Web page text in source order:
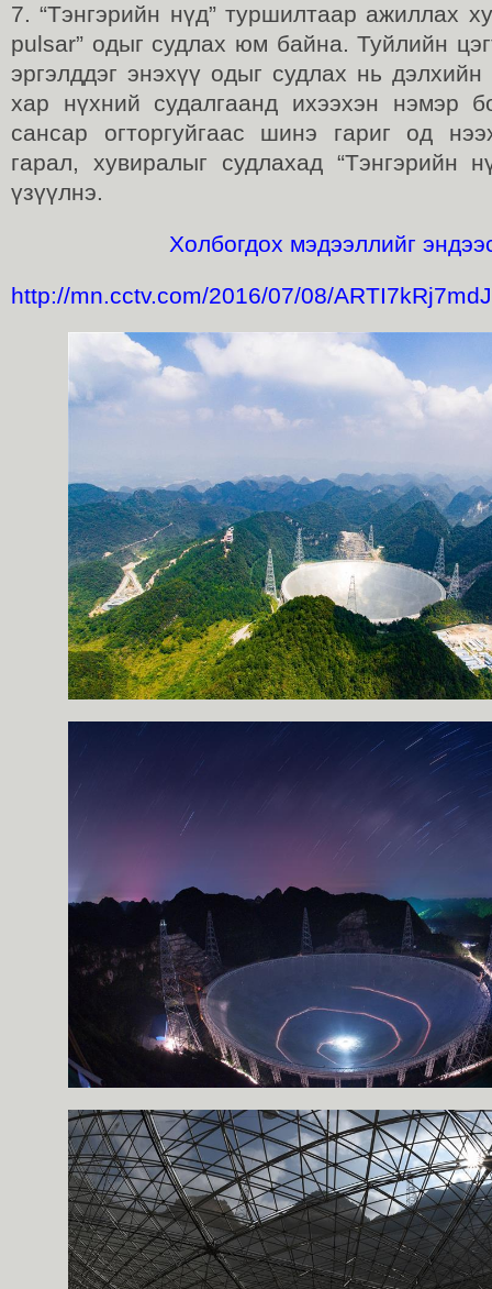
7. “Тэнгэрийн нүд” туршилтаар ажиллах
pulsar” одыг судлах юм байна. Туйлийн
эргэлддэг энэхүү одыг судлах нь
хар нүхний судалгаанд ихээхэн нэмэр
сансар огторгуйгаас шинэ гариг од
гарал, хувиралыг судлахад “Тэнгэрийн
үзүүлнэ.
Холбогдох мэдээллийг
http://mn.cctv.com/2016/07/08/